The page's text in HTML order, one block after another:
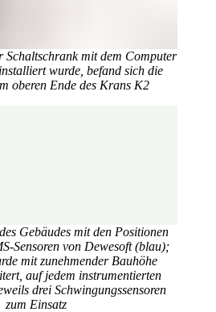
Schaltschrank mit dem Computer
wurde, befand sich die
oberen Ende des Krans K2
Gebäudes mit den Positionen
Sensoren von Dewesoft (blau);
mit zunehmender Bauhöhe
auf jedem instrumentierten
drei Schwingungssensoren
zum Einsatz